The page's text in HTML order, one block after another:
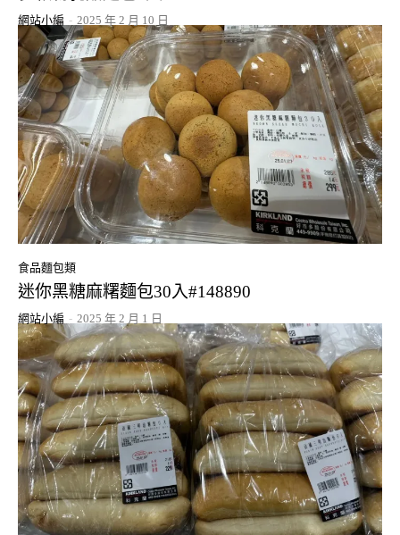
網站小編 - 2025 年 2 月 10 日
食品麵包類
迷你黑糖麻糬麵包30入#148890
網站小編 - 2025 年 2 月 1 日